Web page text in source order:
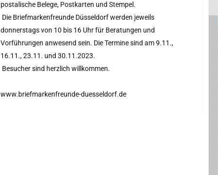
postalische Belege, Postkarten und Stempel.
Die Briefmarkenfreunde Düsseldorf werden jeweils
donnerstags von 10 bis 16 Uhr für Beratungen und
Vorführungen anwesend sein. Die Termine sind am 9.11.,
16.11., 23.11. und 30.11.2023.
Besucher sind herzlich willkommen.
www.briefmarkenfreunde-duesseldorf.de